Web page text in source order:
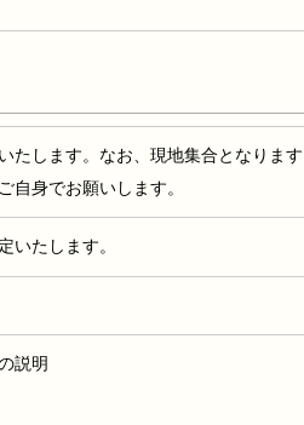
たします。なお、現地集合となります
自身でお願いします。
いたします。
説明